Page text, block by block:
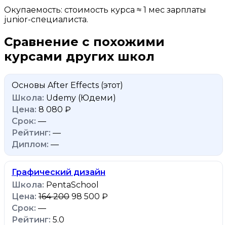
Окупаемость: стоимость курса ≈ 1 мес зарплаты
junior-специалиста.
Сравнение с похожими
курсами других школ
Основы After Effects (этот)
Udemy (Юдеми)
8 080 ₽
—
—
—
Графический дизайн
PentaSchool
164 200 98 500 ₽
—
5.0